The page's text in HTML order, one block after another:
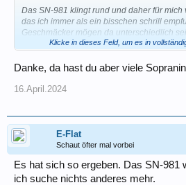
Das SN-981 klingt rund und daher für mich
das ich immer als ein bisschen schrill
Geschmäcker mögen da unterschiedlich
Klicke in dieses Feld, um es in
Danke, da hast du aber viele
16.April.2024
E-Flat
Schaut öfter mal vorbei
Es hat sich so ergeben. Das SN-981
ich suche nichts anderes mehr.